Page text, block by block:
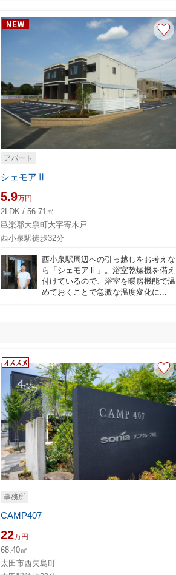
アパート
シェモアⅡ
5.9万円
2LDK / 56.71㎡
邑楽郡大泉町大字寄木戸
西小泉駅徒歩32分
西小泉駅周辺への引っ越しをお考えな
ら「シェモアⅡ」。浴室乾燥機を備え
付けているので、浴室を暖房機能で温
めておくことで急激な温度変化に...
事務所
CAMP407
22万円
68.40㎡
太田市西矢島町